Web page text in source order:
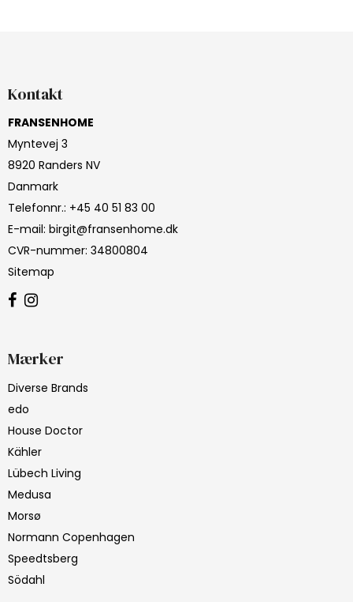
Kontakt
FRANSENHOME
Myntevej 3
8920 Randers NV
Danmark
Telefonnr.: +45 40 51 83 00
E-mail: birgit@fransenhome.dk
CVR-nummer: 34800804
Sitemap
Mærker
Diverse Brands
edo
House Doctor
Kähler
Lübech Living
Medusa
Morsø
Normann Copenhagen
Speedtsberg
Södahl